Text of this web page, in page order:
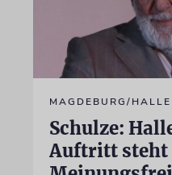
MAGDEBURG/HALLE
Schulze:
Auftritt steht